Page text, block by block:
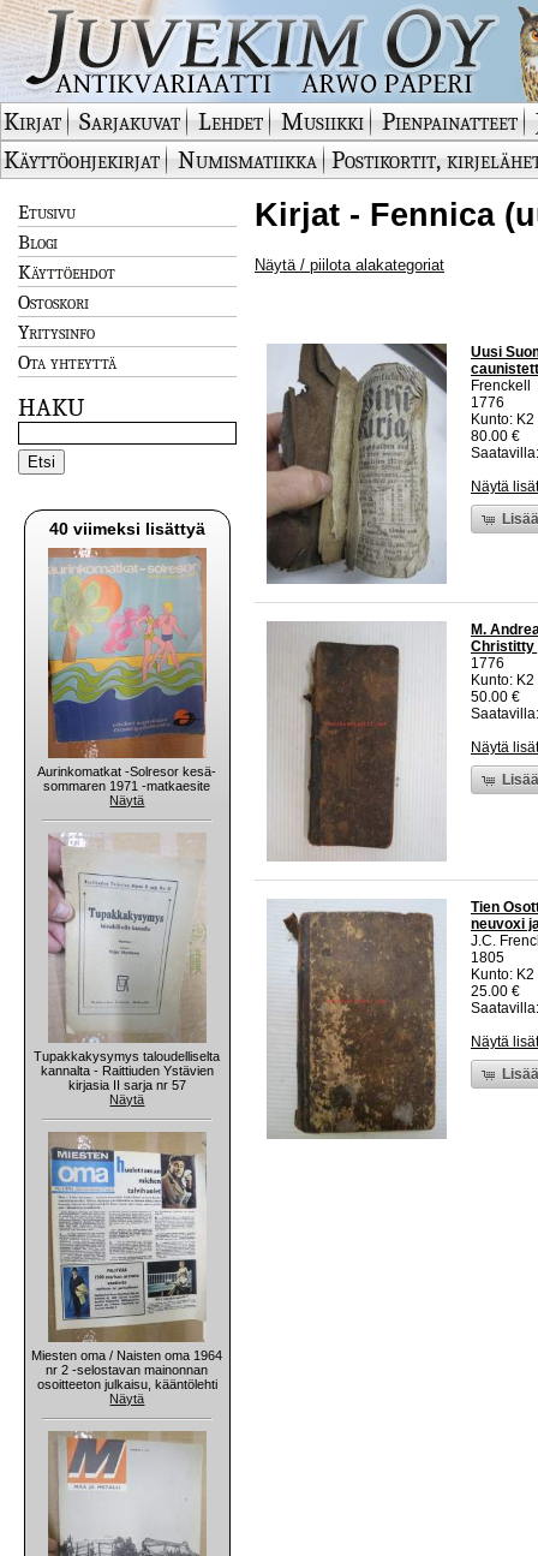
Kirjat Sarjakuvat Lehdet Musiikki Pienpainatteet
Käyttöohjekirjat
Numismatiikka Postikortit,
Etusivu
Blogi
Käyttöehdot
Ostoskori
Yritysinfo
Ota yhteyttä
HAKU
40 viimeksi lisättyä
Aurinkomatkat -Solresor kesä-
sommaren 1971 -matkaesite
Näytä
Tupakkakysymys taloudelliselta
kannalta - Raittiuden Ystävien
kirjasia II sarja nr 57
Näytä
Miesten oma / Naisten oma 1964
nr 2 -selostavan mainonnan
osoitteeton julkaisu, kääntölehti
Näytä
Kirjat - Fennica
Näytä / piilota alakategoriat
Uusi
Frenckell
1776
Kunto:
80.00 €
Näytä
M.
Christitty
1776
Kunto:
50.00 €
Näytä
Tien
neuvoxi
J.C.
1805
Kunto:
25.00 €
Näytä